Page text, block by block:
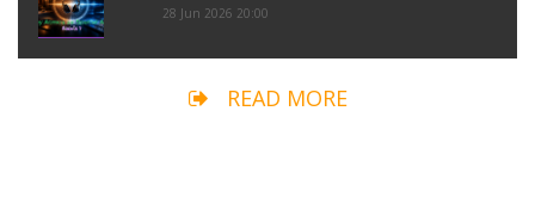
28 Jun 2026 20:00
READ MORE